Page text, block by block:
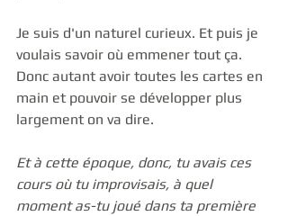
Je suis d'un naturel curieux. Et puis je
voulais savoir où emmener tout ça.
Donc autant avoir toutes les cartes en
main et pouvoir se développer plus
largement on va dire.
Et à cette époque, donc, tu avais ces
cours où tu improvisais, à quel
moment as-tu joué dans ta première